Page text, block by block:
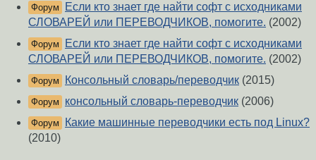
Форум
Если кто знает где найти софт с исходниками
СЛОВАРЕЙ или ПЕРЕВОДЧИКОВ, помогите. (2002)
Форум
Если кто знает где найти софт с исходниками
СЛОВАРЕЙ или ПЕРЕВОДЧИКОВ, помогите. (2002)
Форум Консольный словарь/переводчик (2015)
Форум консольный словарь-переводчик (2006)
Форум
Какие машинные переводчики есть под Linux?
(2010)